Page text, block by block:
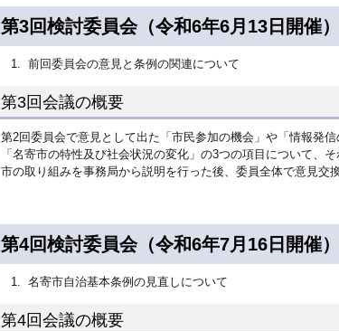
第3回検討委員会（令和6年6月13日開催）
前回委員会の意見と条例の関連について
第3回会議の概要
第2回委員会で意見として出た「市民参加の機会」や「情報発信
「名寄市の特性及び社会状況の変化」の3つの項目について、
市の取り組みを事務局から説明を行った後、委員全体で意見交
第4回検討委員会（令和6年7月16日開催）
名寄市自治基本条例の見直しについて
第4回会議の概要